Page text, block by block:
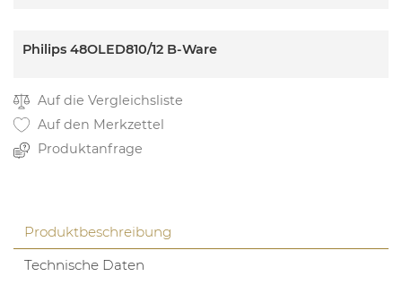
Philips 48OLED810/12 B-Ware
Auf die Vergleichsliste
Auf den Merkzettel
Produktanfrage
Produktbeschreibung
Technische Daten